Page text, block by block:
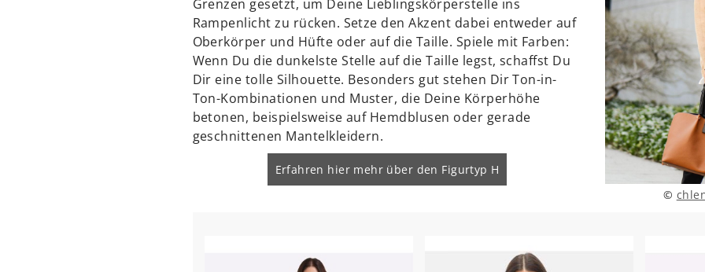
©
Grenzen gesetzt, um Deine Lieblingskörperstelle ins
Rampenlicht zu rücken. Setze den Akzent dabei entweder auf
Oberkörper und Hüfte oder auf die Taille. Spiele mit Farben:
Wenn Du die dunkelste Stelle auf die Taille legst, schaffst Du
Dir eine tolle Silhouette. Besonders gut stehen Dir Ton-in-
Ton-Kombinationen und Muster, die Deine Körperhöhe
betonen, beispielsweise auf Hemdblusen oder gerade
geschnittenen Mantelkleidern.
Erfahren hier mehr über den Figurtyp H